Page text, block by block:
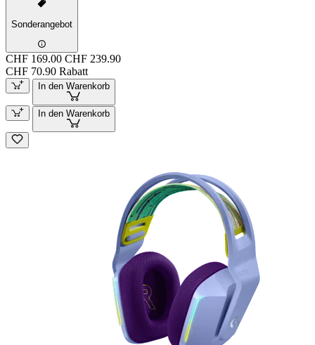
Sonderangebot
CHF 169.00 CHF 239.90
CHF 70.90 Rabatt
In den Warenkorb
In den Warenkorb